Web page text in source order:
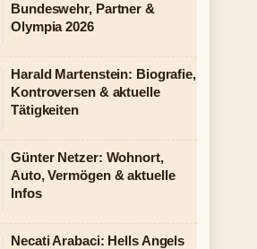
Bundeswehr, Partner &
Olympia 2026
Harald Martenstein: Biografie,
Kontroversen & aktuelle
Tätigkeiten
Günter Netzer: Wohnort,
Auto, Vermögen & aktuelle
Infos
Necati Arabaci: Hells Angels